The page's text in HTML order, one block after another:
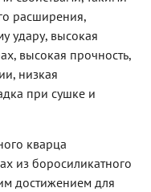
расширения,
удару, высокая
высокая прочность,
низкая
при сушке и
кварца
из боросиликатного
достижением для